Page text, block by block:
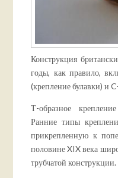
Конструкция
годы, как правило,
(крепление булавки) и
Т-образное
Ранние типы
прикрепленную к
половине XIX века
трубчатой конструкции.